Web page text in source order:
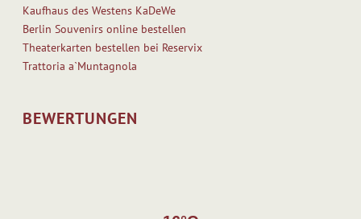
Kaufhaus des Westens KaDeWe
Berlin Souvenirs online bestellen
Theaterkarten bestellen bei Reservix
Trattoria a`Muntagnola
BEWERTUNGEN